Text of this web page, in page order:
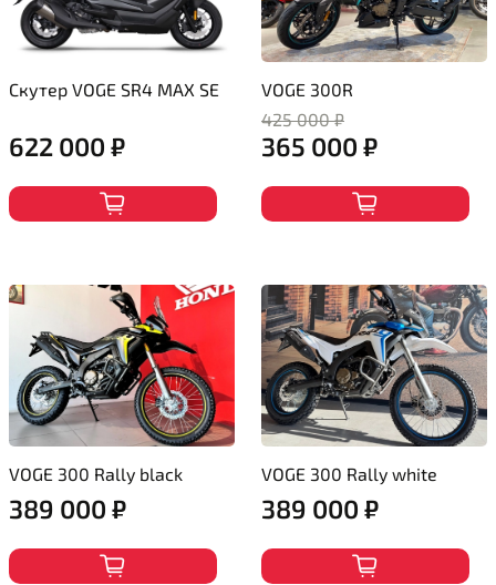
Скутер VOGE SR4 MAX SE
622 000 ₽
VOGE 300R
425 000 ₽
365 000 ₽
VOGE 300 Rally black
389 000 ₽
VOGE 300 Rally white
389 000 ₽